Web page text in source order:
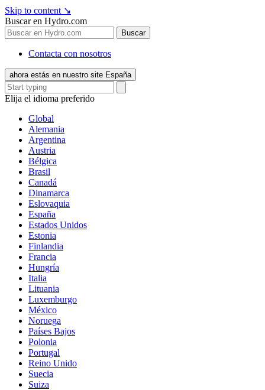
Skip to content ↘
Buscar en Hydro.com
Buscar
Contacta con nosotros
ahora estás en nuestro site España
Elija el idioma preferido
Global
Alemania
Argentina
Austria
Bélgica
Brasil
Canadá
Dinamarca
Eslovaquia
España
Estados Unidos
Estonia
Finlandia
Francia
Hungría
Italia
Lituania
Luxemburgo
México
Noruega
Países Bajos
Polonia
Portugal
Reino Unido
Suecia
Suiza